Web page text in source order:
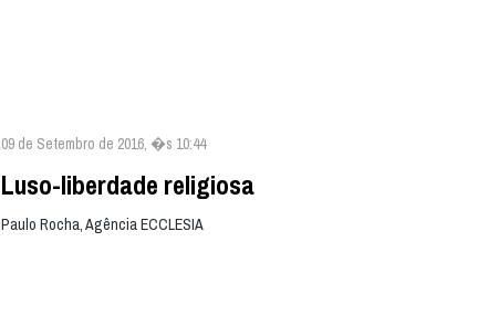
09 de Setembro de 2016, �s 10:44
Luso-liberdade religiosa
Paulo Rocha, Agência ECCLESIA